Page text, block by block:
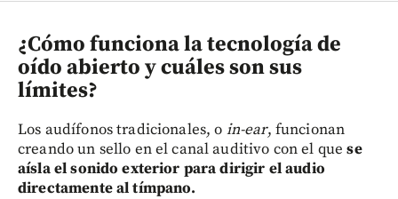
¿Cómo funciona la tecnología de
oído abierto y cuáles son sus
límites?
Los audífonos tradicionales, o in-ear, funcionan
creando un sello en el canal auditivo con el quese
aísla el sonido exterior para dirigir el audio
directamente al tímpano.